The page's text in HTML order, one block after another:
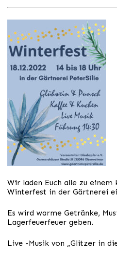
Wir laden Euch alle zu einem
Winterfest in der Gärtnerei
Es wird warme Getränke,
Lagerfeuerfeuer geben.
Live -Musik von „Glitzer in